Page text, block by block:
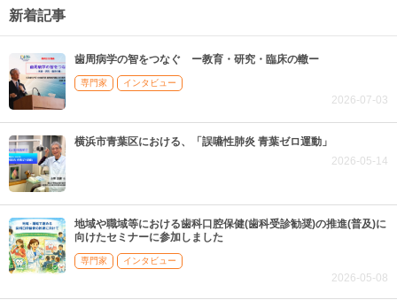
新着記事
歯周病学の智をつなぐ ー教育・研究・臨床の轍ー
専門家 インタビュー
2026-07-03
横浜市青葉区における、「誤嚥性肺炎 青葉ゼロ運動」
2026-05-14
地域や職域等における歯科口腔保健(歯科受診勧奨)の推進(普及)に
向けたセミナーに参加しました
専門家 インタビュー
2026-05-08